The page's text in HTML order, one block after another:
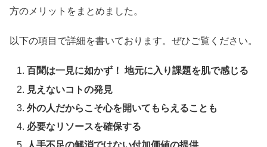
方のメリットをまとめました。
以下の項目で詳細を書いております。ぜひご覧ください。
百聞は一見に如かず！ 地元に入り課題を肌で感じる
見えないコトの発見
外の人だからこそ心を開いてもらえることも
必要なリソースを確保する